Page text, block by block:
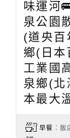
味運河
泉公園
(道央百
鄉(日本
工業國
泉鄉(北
本最大
早餐 ：飯